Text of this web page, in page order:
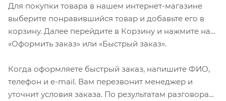
Для покупки товара в нашем интернет-магазине
выберите понравившийся товар и добавьте его в
корзину. Далее перейдите в Корзину и нажмите на
«Оформить заказ» или «Быстрый заказ».
Когда оформляете быстрый заказ, напишите ФИО,
телефон и e-mail. Вам перезвонит менеджер и
уточнит условия заказа. По результатам разговора